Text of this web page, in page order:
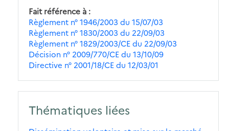
Fait référence à
Règlement n° 1946/2003 du 15/07/03
Règlement n° 1830/2003 du 22/09/03
Règlement n° 1829/2003/CE du 22/09/03
Décision n° 2009/770/CE du 13/10/09
Directive n° 2001/18/CE du 12/03/01
Thématiques liées